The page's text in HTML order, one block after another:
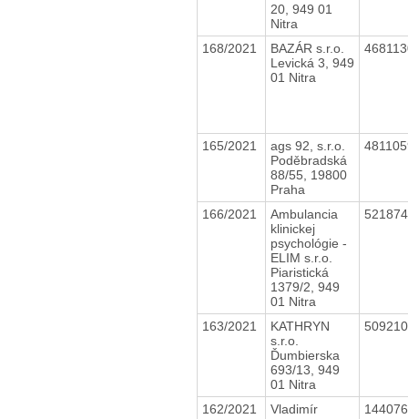
20, 949 01
Nitra
168/2021
BAZÁR s.r.o.
Levická 3, 949
01 Nitra
165/2021
ags 92, s.r.o.
Poděbradská
88/55, 19800
Praha
166/2021
Ambulancia
klinickej
psychológie -
ELIM s.r.o.
Piaristická
1379/2, 949
01 Nitra
163/2021
KATHRYN
s.r.o.
Ďumbierska
693/13, 949
01 Nitra
162/2021
Vladimír